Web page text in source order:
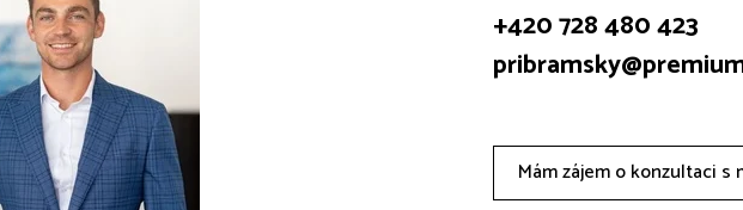
+420 728 480 423
Mám zájem o konzultaci s